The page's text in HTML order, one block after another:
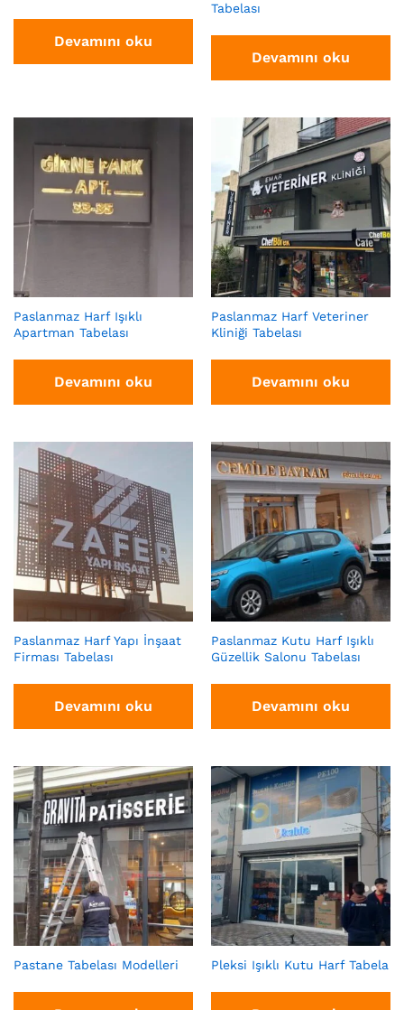
Devamını oku
Tabelası
Devamını oku
Paslanmaz Harf Işıklı
Apartman Tabelası
Devamını oku
Paslanmaz Harf Veteriner
Kliniği Tabelası
Devamını oku
Paslanmaz Harf Yapı İnşaat
Firması Tabelası
Devamını oku
Paslanmaz Kutu Harf Işıklı
Güzellik Salonu Tabelası
Devamını oku
Pastane Tabelası Modelleri Pleksi Işıklı Kutu Harf Tabela